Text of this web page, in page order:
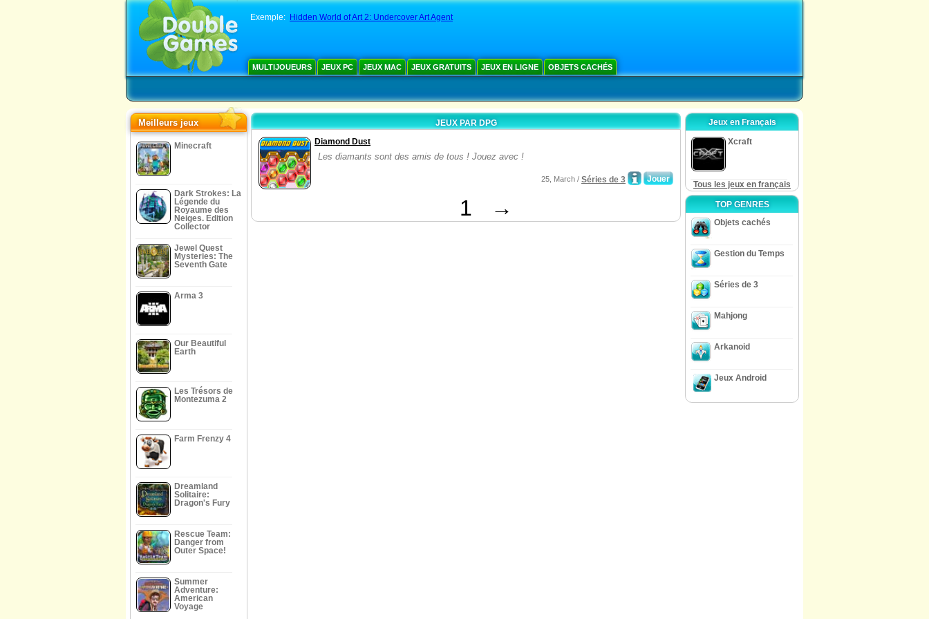
Exemple: Hidden World of Art 2: Undercover Art Agent
MULTIJOUEURS JEUX PC JEUX MAC JEUX GRATUITS JEUX EN LIGNE OBJETS CACHÉS
Meilleurs jeux
Minecraft
Dark Strokes: La
Légende du
Royaume des
Neiges. Edition
Collector
Jewel Quest
Mysteries: The
Seventh Gate
Arma 3
Our Beautiful
Earth
Les Trésors de
Montezuma 2
Farm Frenzy 4
Dreamland
Solitaire:
Dragon's Fury
Rescue Team:
Danger from
Outer Space!
Summer
Adventure:
American
Voyage
JEUX PAR DPG
Diamond Dust
Les diamants sont des amis de tous ! Jouez avec !
Jouer
25, March / Séries de 3
1 →
Jeux en Français
Xcraft
Tous les jeux en français
TOP GENRES
Objets cachés
Gestion du Temps
Séries de 3
Mahjong
Arkanoid
Jeux Android